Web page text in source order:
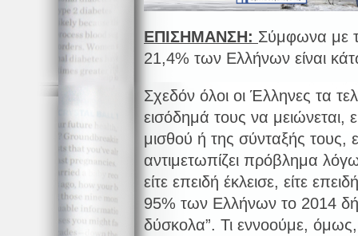
ΕΠΙΣΗΜΑΝΣΗ: Σύμφωνα με
21,4% των Ελλήνων είναι
Σχεδόν όλοι οι Έλληνες τα
εισόδημά τους να μειώνεται,
μισθού ή της σύνταξής τους,
αντιμετωπίζει πρόβλημα
είτε επειδή έκλεισε, είτε
95% των Ελλήνων το 2014
δύσκολα”. Τι εννοούμε,